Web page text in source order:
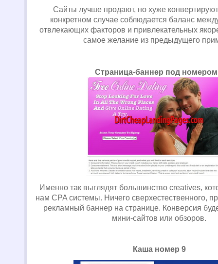
Сайты лучше продают, но хуже
конкретном случае соблюдается баланс
отвлекающих факторов и привлекательных
самое желание из предыдущего
Страница-баннер под номером
Именно так выглядят большинство creatives,
нам CPA системы. Ничего сверхестественного,
рекламный баннер на странице. Конверсия
мини-сайтов или обзоров.
Каша номер 9